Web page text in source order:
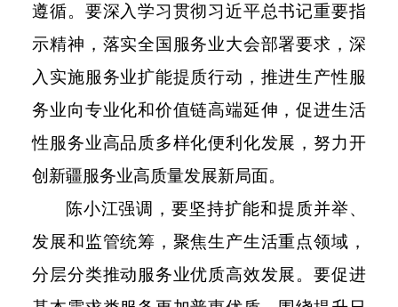
遵循。要深入学习贯彻习近平总书记重要指
示精神，落实全国服务业大会部署要求，深
入实施服务业扩能提质行动，推进生产性服
务业向专业化和价值链高端延伸，促进生活
性服务业高品质多样化便利化发展，努力开
创新疆服务业高质量发展新局面。
陈小江强调，要坚持扩能和提质并举、
发展和监管统筹，聚焦生产生活重点领域，
分层分类推动服务业优质高效发展。要促进